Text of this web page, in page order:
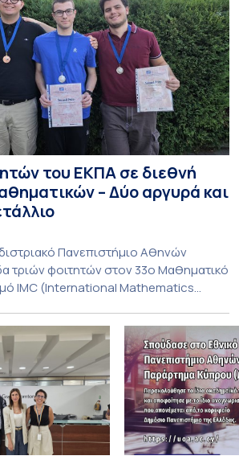
του ΕΚΠΑ σε διεθνή
– Δύο αργυρά και
Πανεπιστήμιο Αθηνών
τριών φοιτητών στον 33ο Μαθηματικό
IMC (International Mathematics
της Βουλγαρίας. Σε αυτόν
εκπροσωπώντας 135
χώρες. Από την Ελλάδα, συμμετείχαν
Πολυτεχνείο, το Αριστοτέλειο